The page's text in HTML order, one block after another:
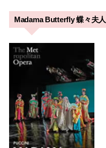
Madama Butterfly 蝶々夫人